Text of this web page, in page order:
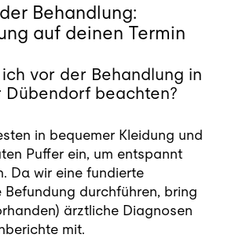
Behandlung:
auf deinen Termin
vor der Behandlung in
Dübendorf beachten?
in bequemer Kleidung und
Puffer ein, um entspannt
Da wir eine fundierte
Befundung durchführen, bring
ärztliche Diagnosen
mit.